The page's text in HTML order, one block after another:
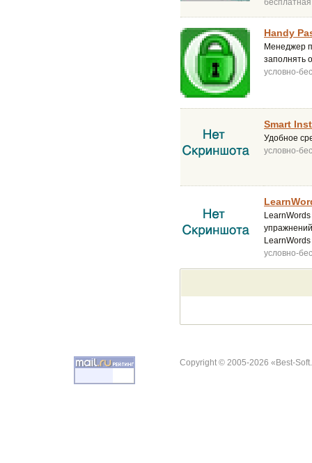
бесплатная
Handy
Менеджер
заполнять
условно-
Smart
Удобное
условно-
условно-
Copyright © 2005-2026 «Best-